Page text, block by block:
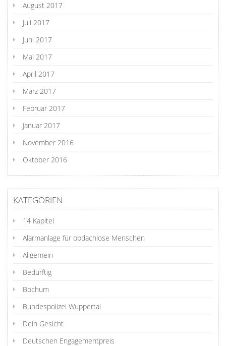
August 2017
Juli 2017
Juni 2017
Mai 2017
April 2017
März 2017
Februar 2017
Januar 2017
November 2016
Oktober 2016
KATEGORIEN
14 Kapitel
Alarmanlage für obdachlose Menschen
Allgemein
Bedürftig
Bochum
Bundespolizei Wuppertal
Dein Gesicht
Deutschen Engagementpreis